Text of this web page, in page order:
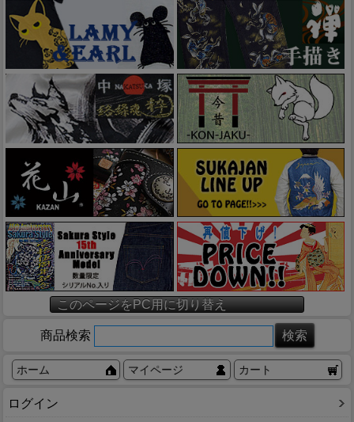
このページをPC用に切り替え
商品検索
ホーム マイページ カート
ログイン